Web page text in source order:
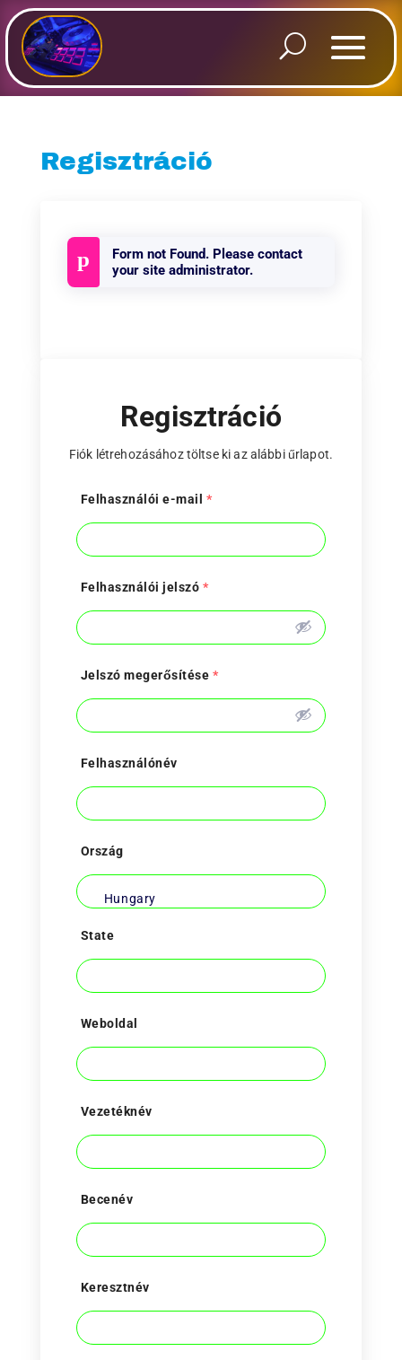
Regisztráció
Form not Found. Please contact
your site administrator.
Regisztráció
Fiók létrehozásához töltse ki az alábbi űrlapot.
Felhasználói e-mail *
Felhasználói jelszó *
Jelszó megerősítése *
Felhasználónév
Ország
State
Weboldal
Vezetéknév
Becenév
Keresztnév